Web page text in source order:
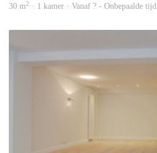
30 m2 · 1 kamer · Vanaf ? - Onbepaalde tijd